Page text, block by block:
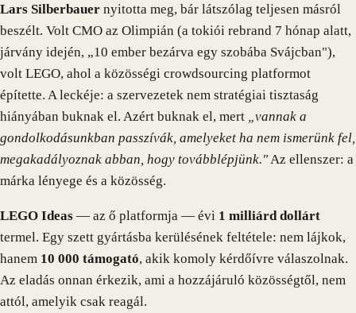
Lars Silberbauer nyitotta meg, bár látszólag teljesen másról
beszélt. Volt CMO az Olimpián (a tokiói rebrand 7 hónap alatt,
járvány idején, „10 ember bezárva egy szobába Svájcban"),
volt LEGO, ahol a közösségi crowdsourcing platformot
építette. A leckéje: a szervezetek nem stratégiai tisztaság
hiányában buknak el. Azért buknak el, mert
„vannak a
gondolkodásunkban passzívák, amelyeket ha nem ismerünk fel,
megakadályoznak abban, hogy továbblépjünk." Az ellenszer: a
márka lényege és a közösség.
LEGO Ideas — az ő platformja — évi 1 milliárd dollárt
termel. Egy szett gyártásba kerülésének feltétele: nem lájkok,
hanem 10 000 támogató, akik komoly kérdőívre válaszolnak.
Az eladás onnan érkezik, ami a hozzájáruló közösségtől, nem
attól, amelyik csak reagál.